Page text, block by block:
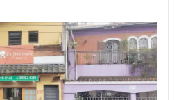
Manga
Se
Tornou
Um